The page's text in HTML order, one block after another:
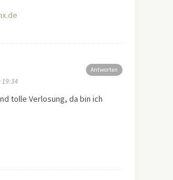
Antworten
19:34
tolle Verlosung, da bin ich